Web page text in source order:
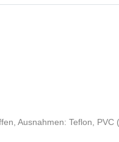
Ausnahmen: Teflon, PVC